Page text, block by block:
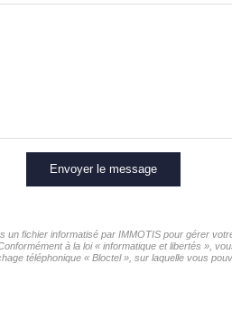
Envoyer le message
fichier informatisé par IMMOTIS pour gérer
à la loi « informatique et libertés »,
téléphonique « Bloctel », sur laquelle vous